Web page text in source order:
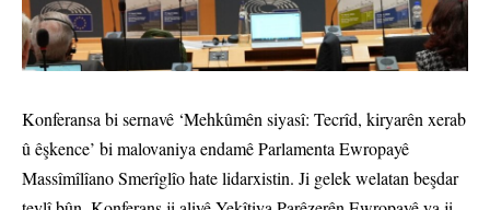
Konferansa bi sernavê ‘Mehkûmên siyasî: Tecrîd, kiryarên xerab
û êşkence’ bi malovaniya endamê Parlamenta Ewropayê
Massîmîlîano Smerîglîo hate lidarxistin. Ji gelek welatan beşdar